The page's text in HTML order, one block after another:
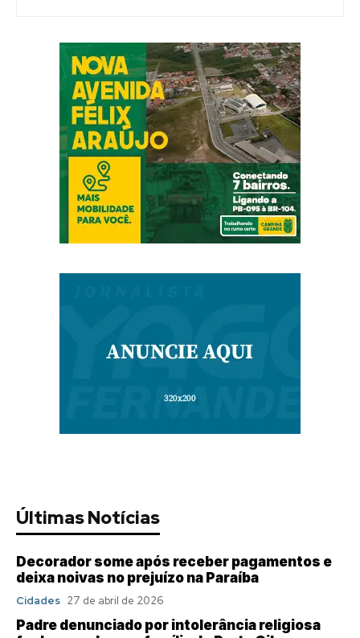
Últimas Notícias
Decorador some após receber pagamentos e
deixa noivas no prejuízo na Paraíba
Cidades 27 de abril de 2026
Padre denunciado por intolerância religiosa